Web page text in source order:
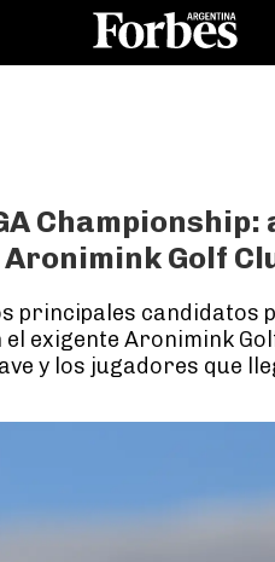
Golf
principales candidatos
exigente Aronimink
y los jugadores que